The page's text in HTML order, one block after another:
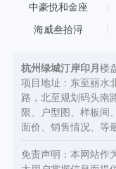
中豪悦和金座
海威叁拾浔
杭州绿城汀岸印月 楼
项目地址：东至丽水
路，北至规划码头南
限、户型图、样板间
面价、销售情况、等
免责声明：本网站作